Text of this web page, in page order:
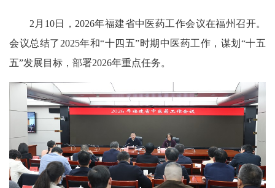
2月10日，2026年福建省中医药工作会议在福州召开。
会议总结了2025年和“十四五”时期中医药工作，谋划“十五
五”发展目标，部署2026年重点任务。